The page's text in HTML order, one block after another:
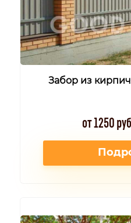
Забор из
от 1250